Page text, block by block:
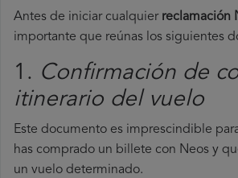
Antes de iniciar cualquier reclamación
importante que reúnas los siguientes
1. Confirmación de
itinerario del vuelo
Este documento es imprescindible
has comprado un billete con Neos y
un vuelo determinado.